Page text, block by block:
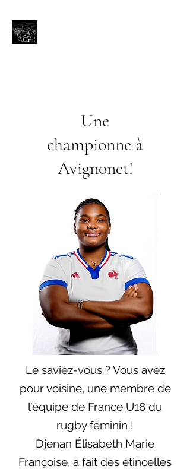
Une
championne à
Avignonet!
Le saviez-vous ? Vous avez
pour voisine, une membre de
l’équipe de France U18 du
rugby féminin !
Djenan Élisabeth Marie
Françoise, a fait des étincelles